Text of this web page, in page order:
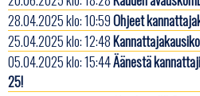
28.04.2025 klo: 10:59Ohjeet
25.04.2025 klo: 12:48
05.04.2025 klo: 15:44Äänestä
25!